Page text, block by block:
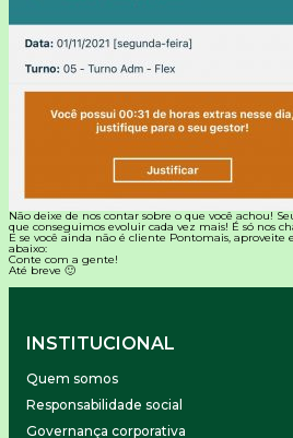
Não deixe de nos contar sobre o que você achou!
que conseguimos evoluir cada vez mais! É só nos
E se você ainda não é cliente Pontomais, aproveite
abaixo:
Conte com a gente!
Até breve 🙂
INSTITUCIONAL
Quem somos
Responsabilidade social
Governança corporativa